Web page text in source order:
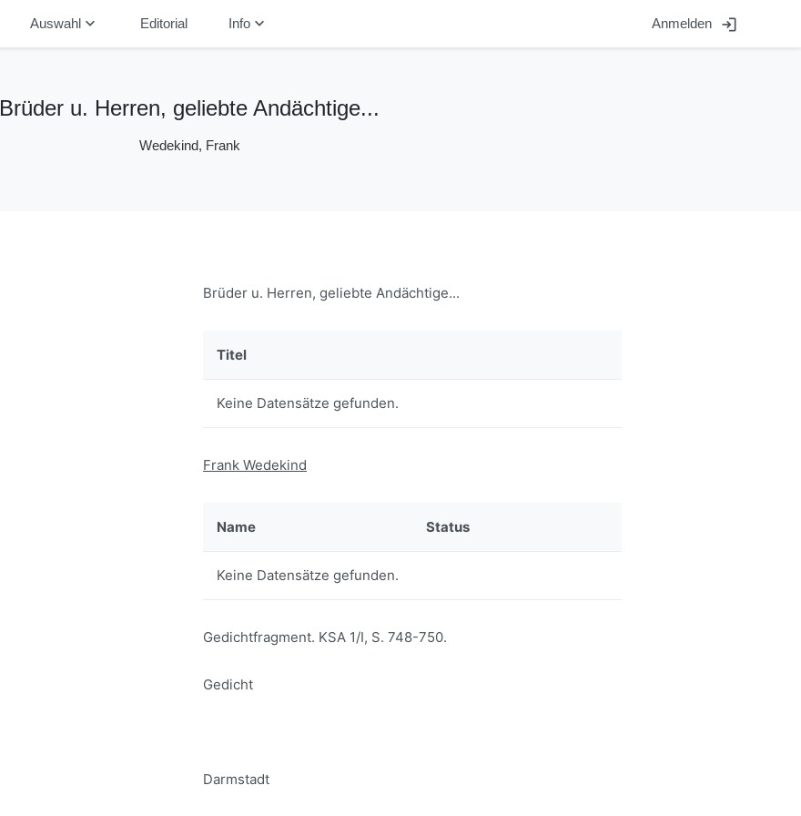
Auswahlkeyboard_arrow_down Editorial Infokeyboard_arrow_down Anmelden login
Brüder u. Herren, geliebte Andächtige...
Wedekind, Frank
Brüder u. Herren, geliebte Andächtige...
Titel
Keine Datensätze gefunden.
Frank Wedekind
Name
Status
Keine Datensätze gefunden.
Gedichtfragment. KSA 1/I, S. 748-750.
Gedicht
Darmstadt